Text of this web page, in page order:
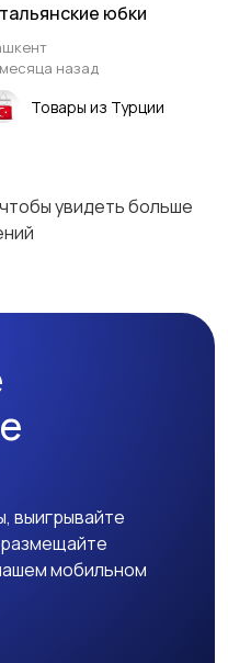
юбки
назад
Товары из Турции
увидеть больше
выигрывайте
мобильном